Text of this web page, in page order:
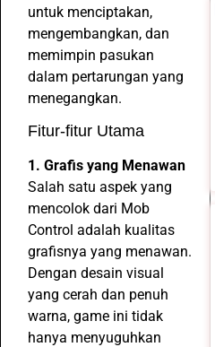
untuk menciptakan,
mengembangkan, dan
memimpin pasukan
dalam pertarungan yang
menegangkan.
Fitur-fitur Utama
1. Grafis yang Menawan
Salah satu aspek yang
mencolok dari Mob
Control adalah kualitas
grafisnya yang menawan.
Dengan desain visual
yang cerah dan penuh
warna, game ini tidak
hanya menyuguhkan